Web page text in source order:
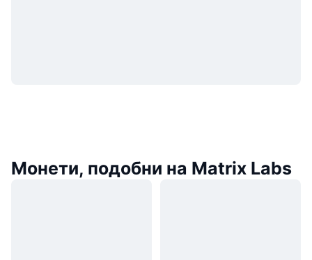
Монети, подобни на Matrix Labs